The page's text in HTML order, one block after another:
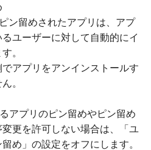
ン留めされたアプリは、アプ
ユーザーに対して自動的にイ
。
アプリをアンインストールす
。
プリのピン留めやピン留め
更を許可しない場合は、「ユ
め」の設定をオフにします。